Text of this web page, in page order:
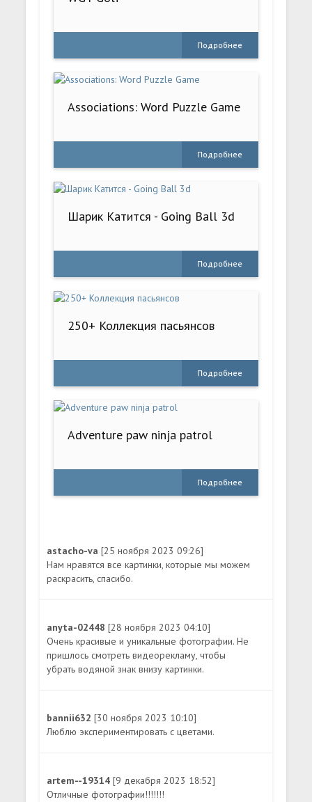
Подробнее
Associations: Word Puzzle Game
Подробнее
Шарик Катится - Going Ball 3d
Подробнее
250+ Коллекция пасьянсов
Подробнее
Adventure paw ninja patrol
Подробнее
astacho-va[25 ноября 2023 09:26]
Нам нравятся все картинки, которые мы можем
раскрасить, спасибо.
anyta-02448[28 ноября 2023 04:10]
Очень красивые и уникальные фотографии. Не
пришлось смотреть видеорекламу, чтобы
убрать водяной знак внизу картинки.
bannii632[30 ноября 2023 10:10]
Люблю экспериментировать с цветами.
artem--19314[9 декабря 2023 18:52]
Отличные фотографии!!!!!!!